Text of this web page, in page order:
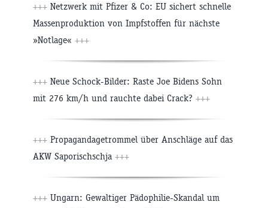
+++ Netzwerk mit Pfizer & Co: EU sichert schnelle
Massenproduktion von Impfstoffen für nächste
»Notlage« +++
+++ Neue Schock-Bilder: Raste Joe Bidens Sohn
mit 276 km/h und rauchte dabei Crack? +++
+++ Propagandagetrommel über Anschläge auf das
AKW Saporischschja +++
+++ Ungarn: Gewaltiger Pädophilie-Skandal um